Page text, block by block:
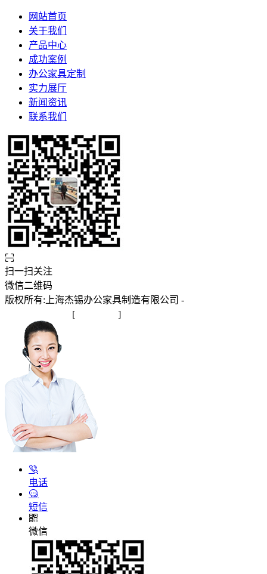
网站首页
关于我们
产品中心
成功案例
办公家具定制
实力展厅
新闻资讯
联系我们
扫一扫关注
微信二维码
版权所有:上海杰锡办公家具制造有限公司 -
[ ]
电话
短信
微信